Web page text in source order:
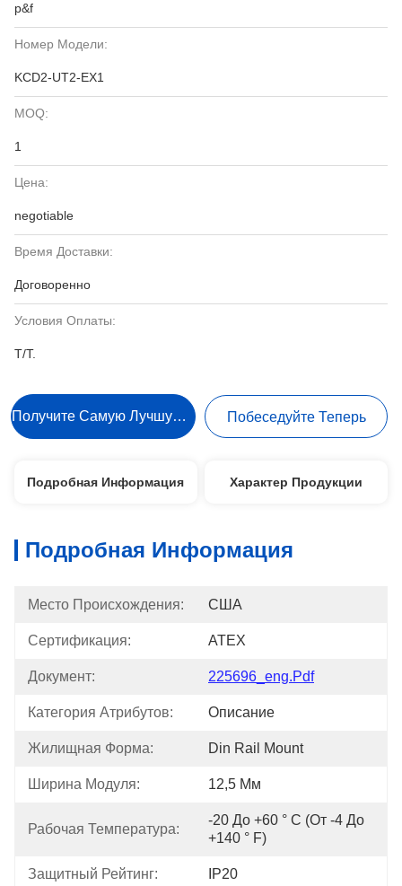
p&f
Номер Модели:
KCD2-UT2-EX1
MOQ:
1
Цена:
negotiable
Время Доставки:
Договоренно
Условия Оплаты:
T/T.
Получите Самую Лучшую Цену Побеседуйте Теперь
Подробная Информация Характер Продукции
Подробная Информация
Место Происхождения: США
Сертификация: ATEX
Документ: 225696_eng.pdf
Категория Атрибутов: Описание
Жилищная Форма: Din Rail Mount
Ширина Модуля: 12,5 Мм
Рабочая Температура:
-20 До +60 ° C (от -4 До
+140 ° F)
Защитный Рейтинг: IP20